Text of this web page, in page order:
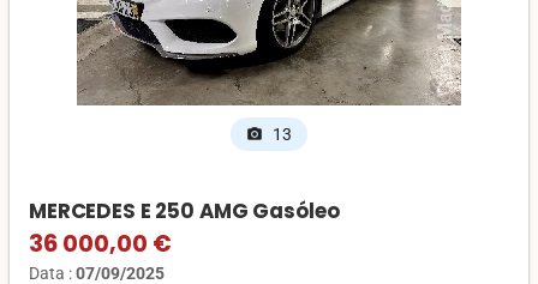
photo_camera 13
MERCEDES E 250 AMG Gasóleo
36 000,00 €
Data :07/09/2025